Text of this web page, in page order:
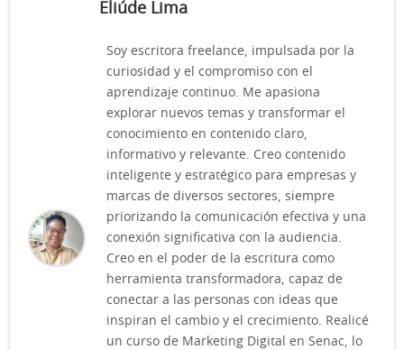
Eliúde Lima
Soy escritora freelance, impulsada por la
curiosidad y el compromiso con el
aprendizaje continuo. Me apasiona
explorar nuevos temas y transformar el
conocimiento en contenido claro,
informativo y relevante. Creo contenido
inteligente y estratégico para empresas y
marcas de diversos sectores, siempre
priorizando la comunicación efectiva y una
conexión significativa con la audiencia.
Creo en el poder de la escritura como
herramienta transformadora, capaz de
conectar a las personas con ideas que
inspiran el cambio y el crecimiento. Realicé
un curso de Marketing Digital en Senac, lo